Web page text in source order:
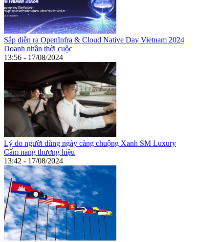
Sắp diễn ra OpenInfra & Cloud Native Day Vietnam 2024
Doanh nhân thời cuộc
13:56 - 17/08/2024
Lý do người dùng ngày càng chuộng Xanh SM Luxury
Cẩm nang thương hiệu
13:42 - 17/08/2024